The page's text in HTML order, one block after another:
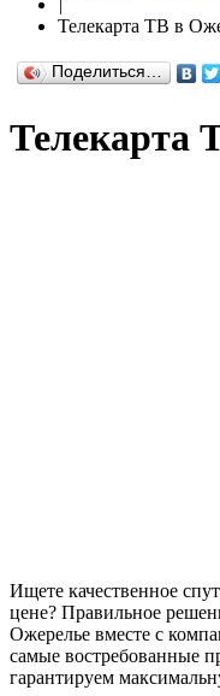
|
Телекарта ТВ в
Поделиться…
Телекарта
Ищете качественное
цене? Правильное
Ожерелье вместе с
самые востребованные
гарантируем